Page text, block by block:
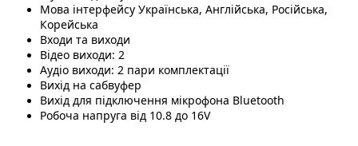
Мова інтерфейсу Українська, Англійська, Російська,
Корейська
Входи та виходи
Відео виходи: 2
Аудіо виходи: 2 пари комплектації
Вихід на сабвуфер
Вихід для підключення мікрофона Bluetooth
Робоча напруга від 10.8 до 16V